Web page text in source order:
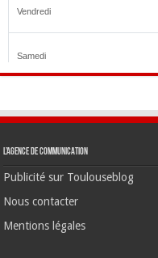
L’agence de communication
Publicité sur Toulouseblog
Nous contacter
Mentions légales